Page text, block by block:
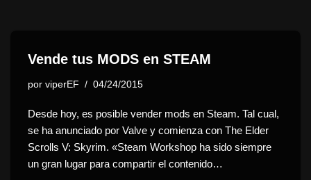
Vende tus MODS en STEAM
por viperEF 04/24/2015
Desde hoy, es posible vender mods en Steam. Tal cual,
se ha anunciado por Valve y comienza con The Elder
Scrolls V: Skyrim. «Steam Workshop ha sido siempre
un gran lugar para compartir el contenido…